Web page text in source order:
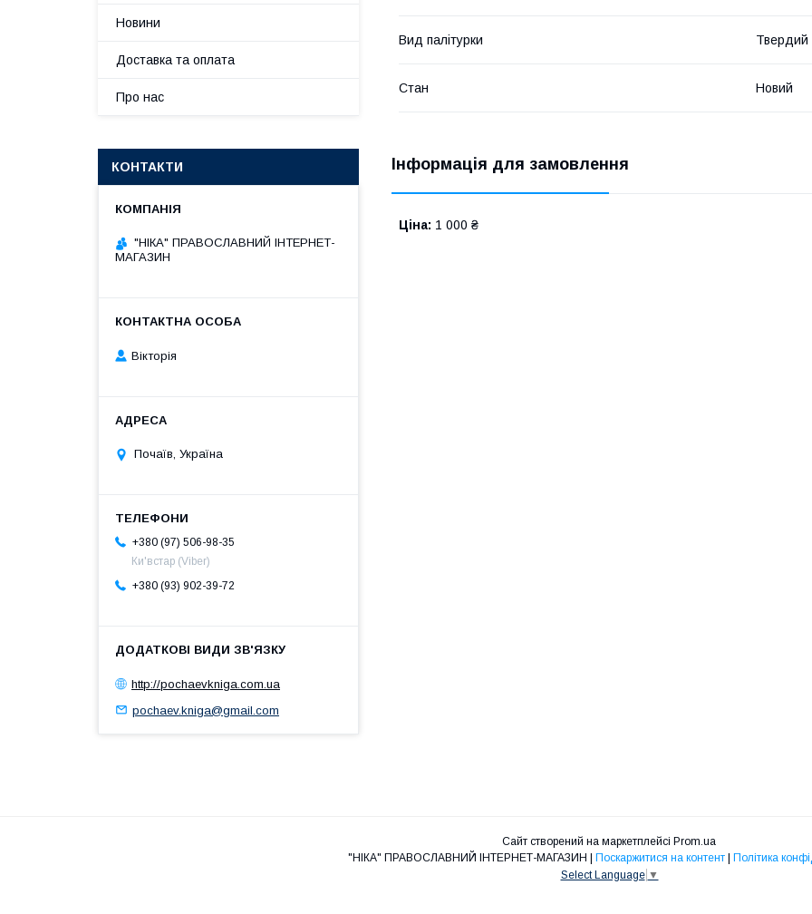
Вид палітурки Твердий
Стан Новий
Інформація для замовлення
Ціна: 1 000 ₴
Новини
Доставка та оплата
Про нас
КОНТАКТИ
"НІКА" ПРАВОСЛАВНИЙ ІНТЕРНЕТ-
МАГАЗИН
Вікторія
Почаїв, Україна
+380 (97) 506-98-35
Ки'встар (Viber)
+380 (93) 902-39-72
http://pochaevkniga.com.ua
pochaev.kniga@gmail.com
Сайт створений на маркетплейсі Prom.ua
Поскаржитися на контент
Політика
Select Language ▼